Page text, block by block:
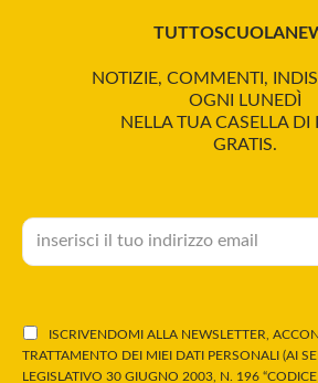
NOTIZIE, COMMENTI,
OGNI LUNEDÌ
NELLA TUA CASELLA DI
GRATIS.
ISCRIVENDOMI ALLA NEWSLETTER,
TRATTAMENTO DEI MIEI DATI PERSONALI (AI
LEGISLATIVO 30 GIUGNO 2003, N. 196